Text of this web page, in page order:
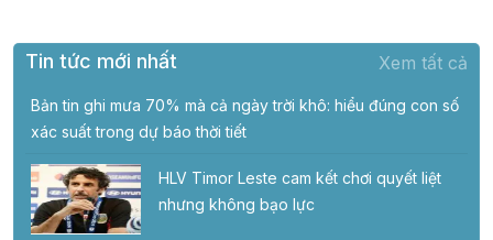
Tin tức mới nhất Xem tất cả
Bản tin ghi mưa 70% mà cả ngày trời khô: hiểu đúng con số
xác suất trong dự báo thời tiết
HLV Timor Leste cam kết chơi quyết liệt
nhưng không bạo lực